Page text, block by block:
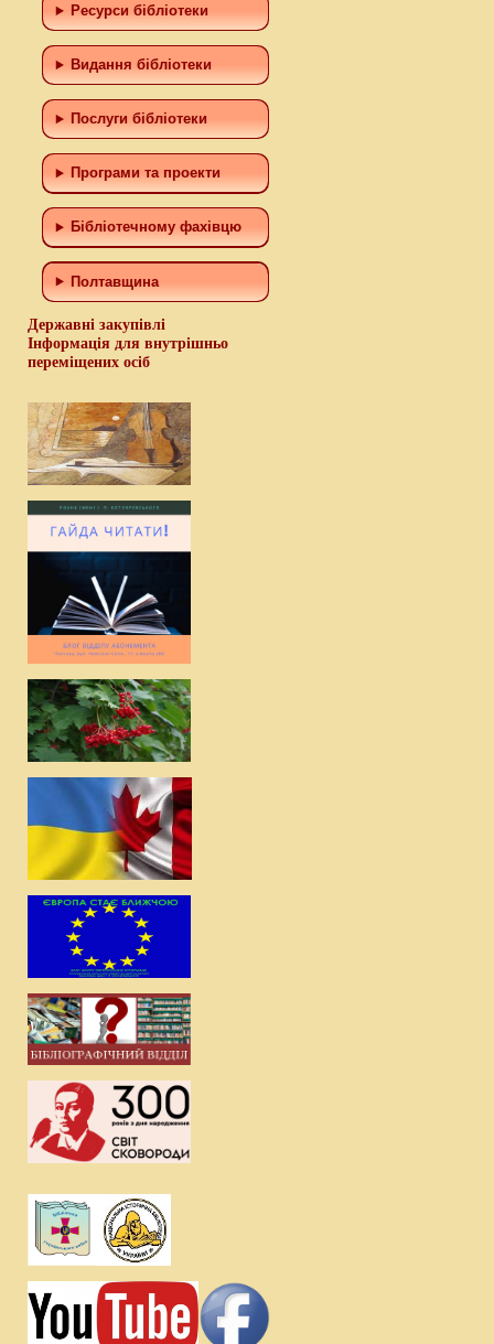
Ресурси бібліотеки
Видання бібліотеки
Послуги бібліотеки
Програми та проекти
Бiблiотечному фахiвцю
Полтавщина
Державні закупівлі
Інформація для внутрішньо
переміщених осіб